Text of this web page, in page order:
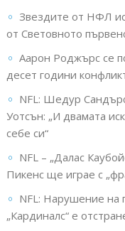
Звездите от НФЛ
от Световното
Аарон Роджърс се
десет години
NFL: Шедур
Уотсън: „И двамата
себе си“
NFL – „Далас
Пикенс ще играе с
NFL: Нарушение на
„Кардиналс“ е